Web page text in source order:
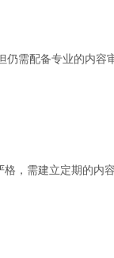
仍需配备专业的内
，需建立定期的内